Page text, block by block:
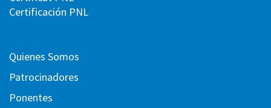
Certificación PNL
Quienes Somos
Patrocinadores
Ponentes